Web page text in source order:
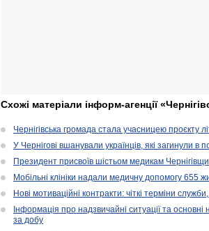
Схожі матеріали інформ-агенції
Чернігівська громада стала учасницею проєкту
У Чернігові вшанували українців, які загинули в
Президент присвоїв шістьом медикам
Мобільні клініки надали медичну допомогу 655
Нові мотиваційні контракти: чіткі терміни
Інформація про надзвичайні ситуації та основні
за добу